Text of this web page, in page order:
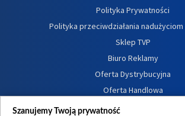
Polityka Prywatności
Polityka przeciwdziałania
Sklep TVP
Biuro Reklamy
Oferta Dystrybucyjna
Oferta Handlowa
Dostępność
Szanujemy Twoją prywatność